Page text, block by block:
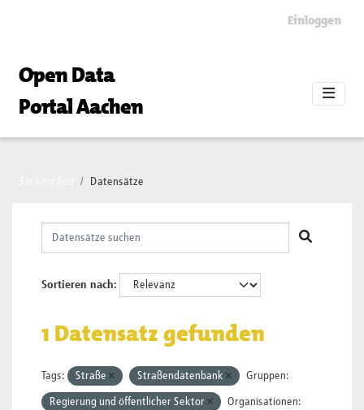
Einloggen
Open Data
Portal Aachen
Datensätze
Sortieren nach
1 Datensatz gefunden
Tags: Straße Straßendatenbank Gruppen:
Regierung und öffentlicher Sektor Organisationen: